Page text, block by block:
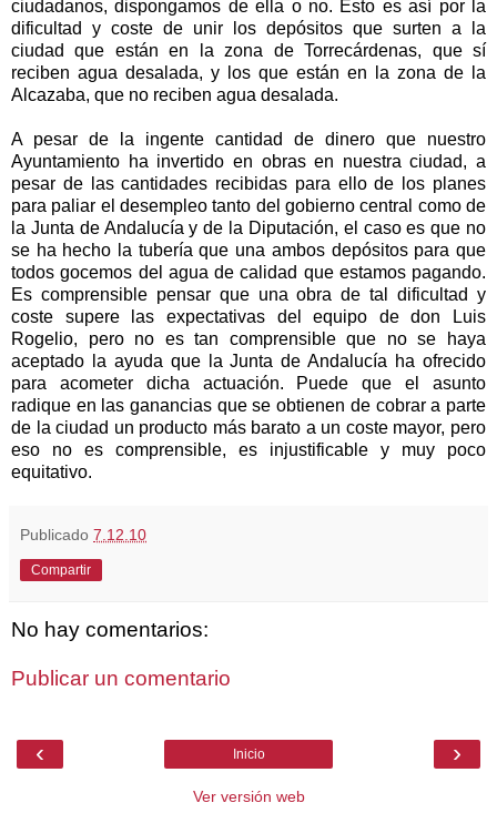
ciudadanos, dispongamos de ella o no. Esto es así por la
dificultad y coste de unir los depósitos que surten a la
ciudad que están en la zona de Torrecárdenas, que sí
reciben agua desalada, y los que están en la zona de la
Alcazaba, que no reciben agua desalada.
A pesar de la ingente cantidad de dinero que nuestro
Ayuntamiento ha invertido en obras en nuestra ciudad, a
pesar de las cantidades recibidas para ello de los planes
para paliar el desempleo tanto del gobierno central como de
la Junta de Andalucía y de la Diputación, el caso es que no
se ha hecho la tubería que una ambos depósitos para que
todos gocemos del agua de calidad que estamos pagando.
Es comprensible pensar que una obra de tal dificultad y
coste supere las expectativas del equipo de don Luis
Rogelio, pero no es tan comprensible que no se haya
aceptado la ayuda que la Junta de Andalucía ha ofrecido
para acometer dicha actuación. Puede que el asunto
radique en las ganancias que se obtienen de cobrar a parte
de la ciudad un producto más barato a un coste mayor, pero
eso no es comprensible, es injustificable y muy poco
equitativo.
Publicado 7.12.10
Compartir
No hay comentarios:
Publicar un comentario
‹ ›
Inicio
Ver versión web